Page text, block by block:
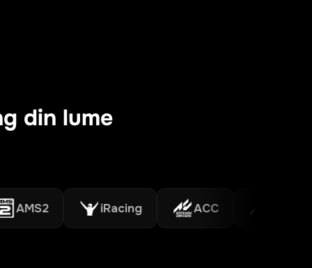
din lume
iRacing ACC